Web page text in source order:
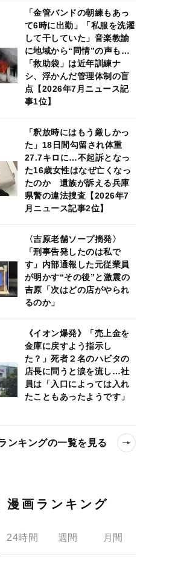
「金管バンドの朝練もあっ
て6時に出勤」「私服を洗濯
して干していた」音楽教諭
に地域から“同情”の声も…
「救助袋」は近年訓練ナ
シ、浮かんだ管理体制の盲
点【2026年7月ニュース記
事1位】
「釈放時にはもう厳しかっ
た」18日間勾留され体重
27.7キロに…不起訴となっ
た16歳女性はなぜ亡くなっ
たのか 遺族が訴える兵庫
県警の違法捜査【2026年7
月ニュース記事2位】
〈吉原老舗ソープ摘発〉
「刑事告発したのは私で
す」内部通報した元従業員
が明かす“その後”と激震の
吉原「次はどの店がやられ
るのか」
《イオン爆発》「売上金を
金庫に戻すよう指示し
た？」死者２名のハビタの
店長に問うと涙を流し…社
員は「入口によっては入れ
たこともあったようです」
ンキングの一覧を見る
漫画ランキング
24時間 週間 月間